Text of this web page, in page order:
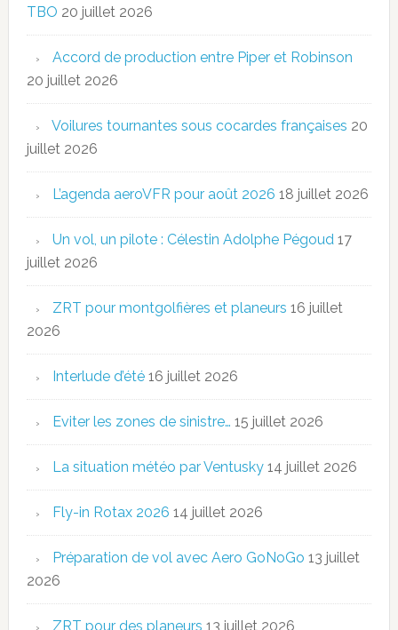
TBO 20 juillet 2026
Accord de production entre Piper et Robinson
20 juillet 2026
Voilures tournantes sous cocardes françaises 20
juillet 2026
L’agenda aeroVFR pour août 2026 18 juillet 2026
Un vol, un pilote : Célestin Adolphe Pégoud 17
juillet 2026
ZRT pour montgolfières et planeurs 16 juillet
2026
Interlude d’été 16 juillet 2026
Eviter les zones de sinistre… 15 juillet 2026
La situation météo par Ventusky 14 juillet 2026
Fly-in Rotax 2026 14 juillet 2026
Préparation de vol avec Aero GoNoGo 13 juillet
2026
ZRT pour des planeurs 13 juillet 2026